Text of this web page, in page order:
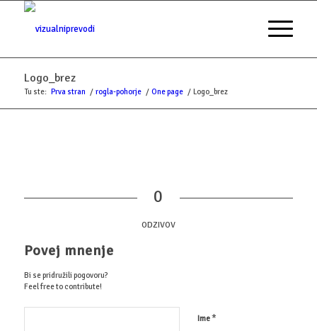
Logo_brez
Tu ste: Prva stran / rogla-pohorje / One page / Logo_brez
0
ODZIVOV
Povej mnenje
Bi se pridružili pogovoru?
Feel free to contribute!
Ime*